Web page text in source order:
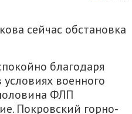
сейчас обстановка
благодаря
военного
ФЛП
Покровский горно-